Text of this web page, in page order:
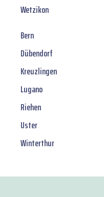
Wetzikon
Bern
Dübendorf
Kreuzlingen
Lugano
Riehen
Uster
Winterthur